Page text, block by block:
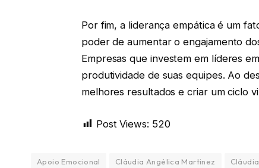
Por fim, a liderança empática é um
poder de aumentar o engajamento
Empresas que investem em líderes
produtividade de suas equipes. Ao
melhores resultados e criar um ciclo
Post Views: 520
Apoio Emocional Cláudia Angélica Martinez